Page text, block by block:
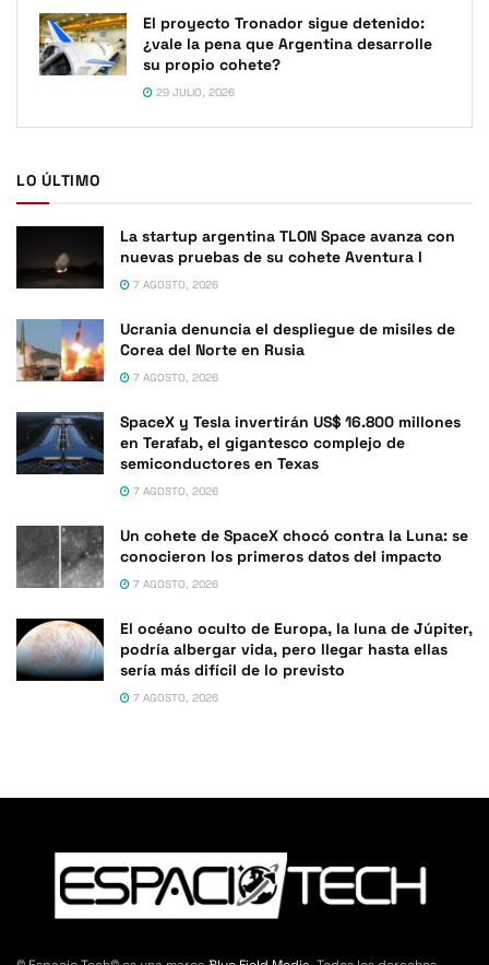
El proyecto Tronador sigue detenido:
¿vale la pena que Argentina desarrolle
su propio cohete?
29 JULIO, 2026
LO ÚLTIMO
La startup argentina TLON Space avanza con
nuevas pruebas de su cohete Aventura I
7 AGOSTO, 2026
Ucrania denuncia el despliegue de misiles de
Corea del Norte en Rusia
7 AGOSTO, 2026
SpaceX y Tesla invertirán US$ 16.800 millones
en Terafab, el gigantesco complejo de
semiconductores en Texas
7 AGOSTO, 2026
Un cohete de SpaceX chocó contra la Luna: se
conocieron los primeros datos del impacto
7 AGOSTO, 2026
El océano oculto de Europa, la luna de Júpiter,
podría albergar vida, pero llegar hasta ellas
sería más difícil de lo previsto
7 AGOSTO, 2026